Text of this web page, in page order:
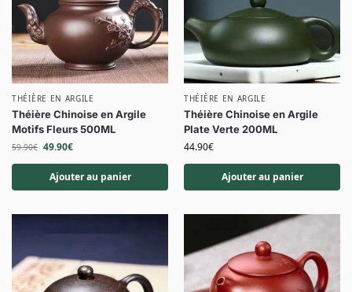
THÉIÈRE EN ARGILE
Théière Chinoise en Argile
Motifs Fleurs 500ML
59.90€ 49.90€
Ajouter au panier
THÉIÈRE EN ARGILE
Théière Chinoise en Argile
Plate Verte 200ML
44.90€
Ajouter au panier